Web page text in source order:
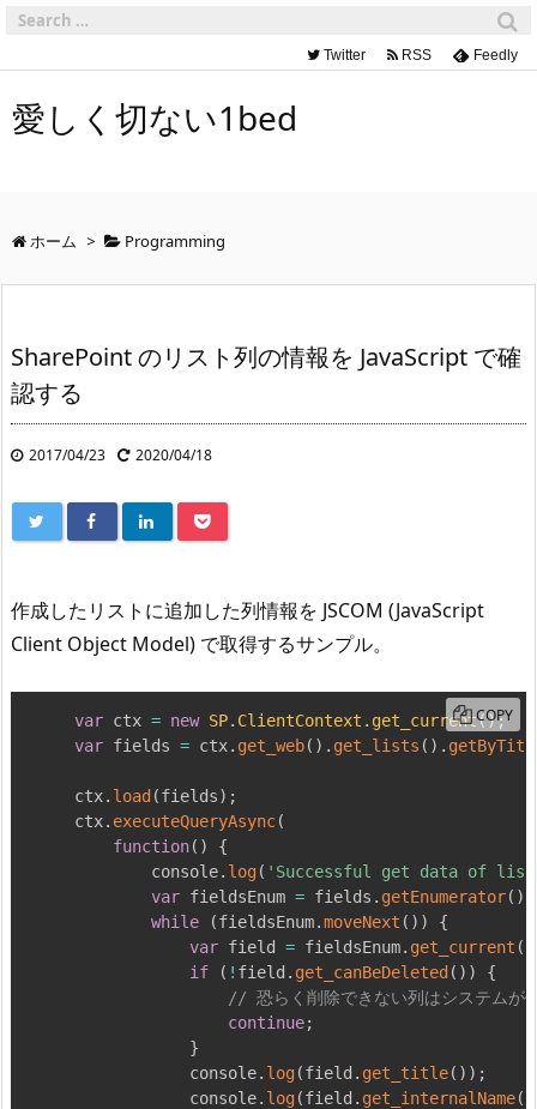
Twitter RSS Feedly
愛しく切ない1bed
ホーム > Programming
SharePoint のリスト列の情報を JavaScript で確
認する
2017/04/23 2020/04/18
作成したリストに追加した列情報を JSCOM (JavaScript
Client Object Model) で取得するサンプル。
var ctx = new SP. ClientContext . get_current();
var fields = ctx. get_web( ) . get_lists ( ) .
ctx. load(fields) ;
ctx. executeQueryAsync(
function( )
{
        console
. log( 'Successful get data of
var fieldsEnum = fields . getEnumerator( )
while
(fieldsEnum.moveNext ( ) )
{
var field = fieldsEnum. get_current (
if
( ! field . get_canBeDeleted( ) )
{
// 恐らく削除できない列はシステムが
continue;
}
            console
. log(field . get_title( ) ) ;
            console
. log(field . get_internalName(
COPY